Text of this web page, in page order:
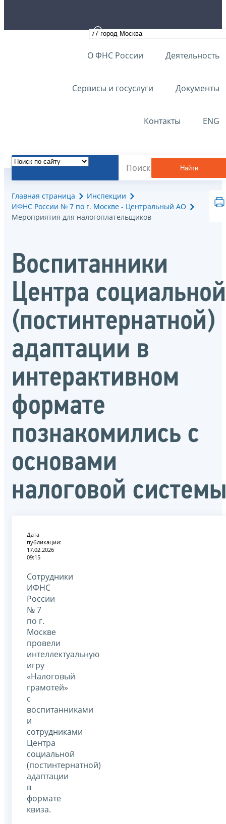
О ФНС России Деятельность
Сервисы и госуслуги Документы
Контакты ENG
Найти
Главная страница
Инспекции
ИФНС России № 7 по г. Москве - Центральный АО
Мероприятия для налогоплательщиков
Воспитанники
Центра социальной
(постинтернатной)
адаптации в
интерактивном
формате
познакомились с
основами
налоговой
Дата
публикации:
17.02.2026
09:15
Сотрудники
ИФНС
России
№ 7
по г.
Москве
провели
интеллектуальную
игру
«Налоговый
грамотей»
с
воспитанниками
и
сотрудниками
Центра
социальной
(постинтернатной)
адаптации
в
формате
квиза.